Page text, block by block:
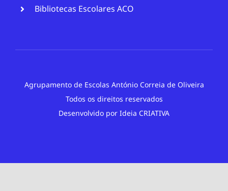
Bibliotecas Escolares ACO
Agrupamento de Escolas António Correia de Oliveira
Todos os direitos reservados
Desenvolvido por Ideia CRIATIVA